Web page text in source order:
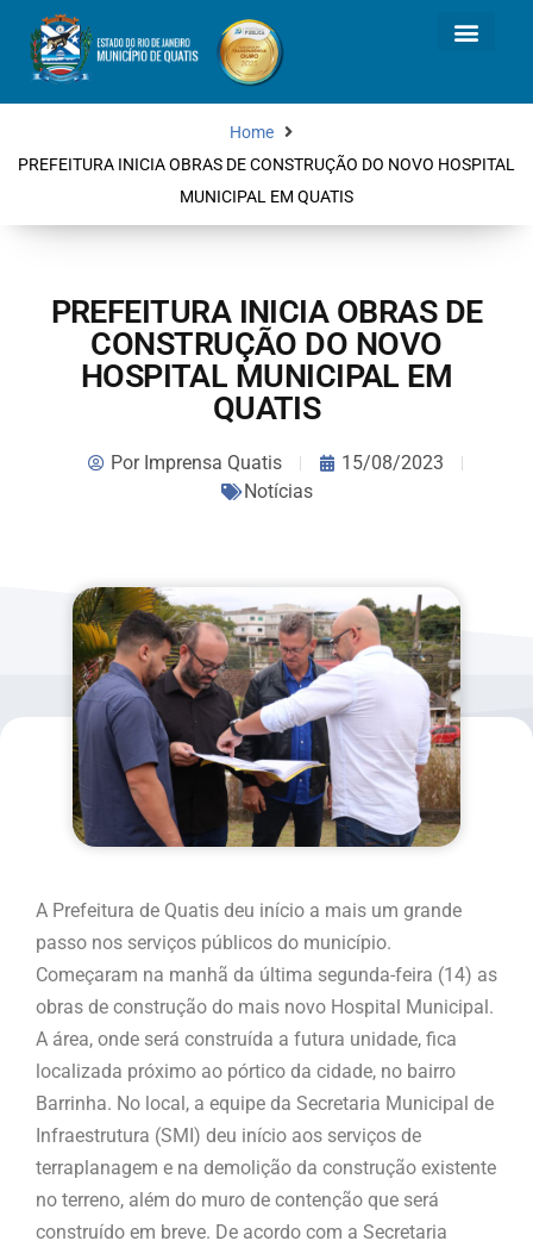
Home
PREFEITURA INICIA OBRAS DE CONSTRUÇÃO DO NOVO HOSPITAL
MUNICIPAL EM QUATIS
PREFEITURA INICIA OBRAS DE
CONSTRUÇÃO DO NOVO
HOSPITAL MUNICIPAL EM
QUATIS
PorImprensa Quatis
15/08/2023
Notícias
A Prefeitura de Quatis deu início a mais um grande
passo nos serviços públicos do município.
Começaram na manhã da última segunda-feira (14) as
obras de construção do mais novo Hospital Municipal.
A área, onde será construída a futura unidade, fica
localizada próximo ao pórtico da cidade, no bairro
Barrinha. No local, a equipe da Secretaria Municipal de
Infraestrutura (SMI) deu início aos serviços de
terraplanagem e na demolição da construção existente
no terreno, além do muro de contenção que será
construído em breve. De acordo com a Secretaria